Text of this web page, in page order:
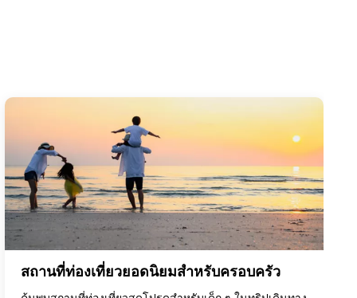
สถานที่ท่องเที่ยวยอดนิยมสำหรับครอบครัว